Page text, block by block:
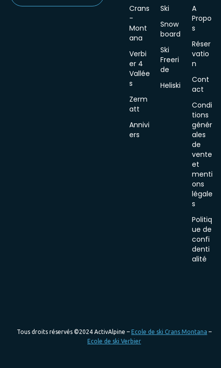
Crans
-
Mont
ana
Verbi
er 4
Vallée
s
Zerm
att
Annivi
ers
Ski
Snow
board
Ski
Freeri
de
Heliski
A
Propo
s
Réser
vatio
n
Cont
act
Condi
tions
génér
ales
de
vente
et
menti
ons
légale
s
Politiq
ue de
confi
denti
alité
Tous droits réservés ©2024 ActivAlpine – Ecole de ski Crans Montana –
Ecole de ski Verbier